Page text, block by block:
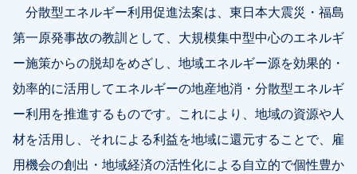
分散型エネルギー利用促進法案は、東日本大震災・福島
第一原発事故の教訓として、大規模集中型中心のエネルギ
ー施策からの脱却をめざし、地域エネルギー源を効果的・
効率的に活用してエネルギーの地産地消・分散型エネルギ
ー利用を推進するものです。これにより、地域の資源や人
材を活用し、それによる利益を地域に還元することで、雇
用機会の創出・地域経済の活性化による自立的で個性豊か